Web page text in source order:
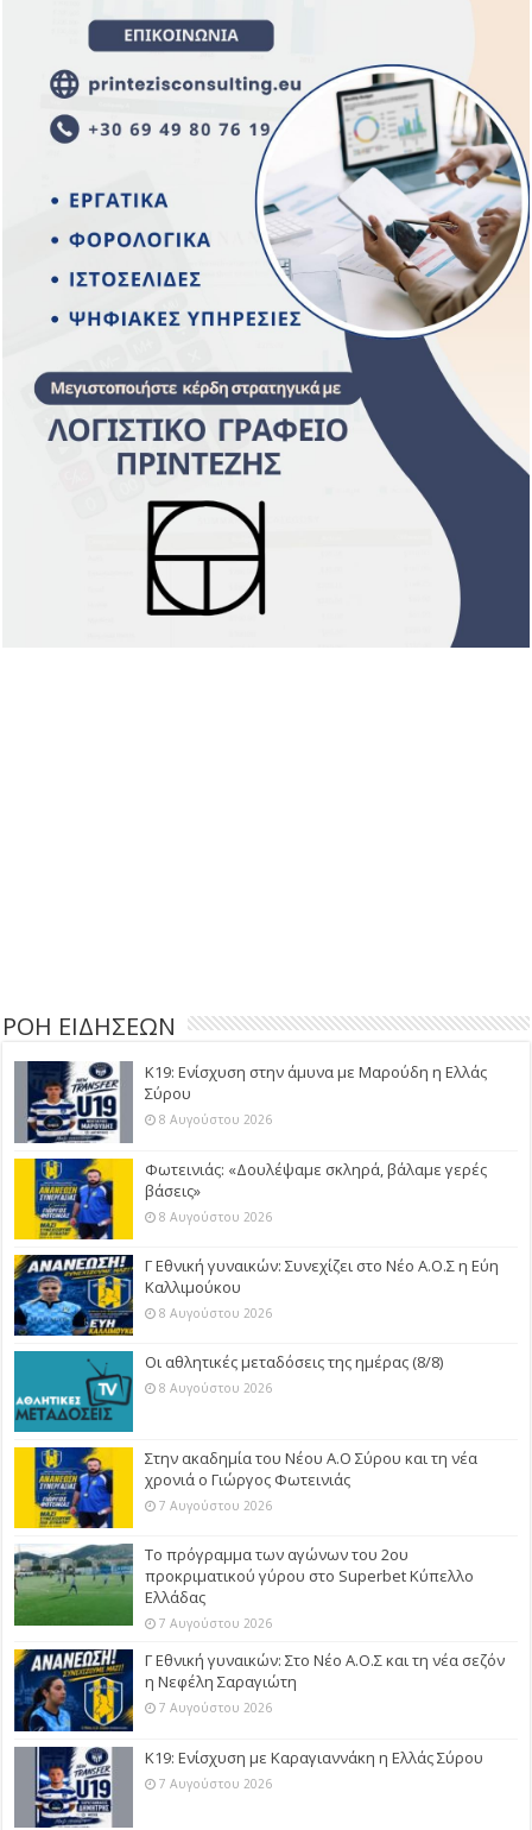
ΡΟΗ ΕΙΔΗΣΕΩΝ
Κ19: Ενίσχυση στην άμυνα με Μαρούδη η Ελλάς
Σύρου
8 Αυγούστου 2026
Φωτεινιάς: «Δουλέψαμε σκληρά, βάλαμε γερές
βάσεις»
8 Αυγούστου 2026
Γ Εθνική γυναικών: Συνεχίζει στο Νέο Α.Ο.Σ η Εύη
Καλλιμούκου
8 Αυγούστου 2026
Οι αθλητικές μεταδόσεις της ημέρας (8/8)
8 Αυγούστου 2026
Στην ακαδημία του Νέου Α.Ο Σύρου και τη νέα
χρονιά ο Γιώργος Φωτεινιάς
7 Αυγούστου 2026
Το πρόγραμμα των αγώνων του 2ου
προκριματικού γύρου στο Superbet Κύπελλο
Ελλάδας
7 Αυγούστου 2026
Γ Εθνική γυναικών: Στο Νέο Α.Ο.Σ και τη νέα σεζόν
η Νεφέλη Σαραγιώτη
7 Αυγούστου 2026
Κ19: Ενίσχυση με Καραγιαννάκη η Ελλάς Σύρου
7 Αυγούστου 2026